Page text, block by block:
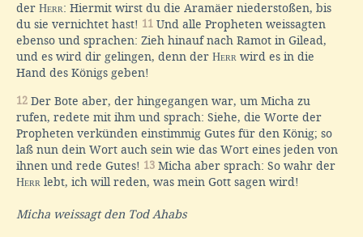
der Herr: Hiermit wirst du die Aramäer niederstoßen, bis
du sie vernichtet hast! 11 Und alle Propheten weissagten
ebenso und sprachen: Zieh hinauf nach Ramot in Gilead,
und es wird dir gelingen, denn der Herr wird es in die
Hand des Königs geben!
12 Der Bote aber, der hingegangen war, um Micha zu
rufen, redete mit ihm und sprach: Siehe, die Worte der
Propheten verkünden einstimmig Gutes für den König; so
laß nun dein Wort auch sein wie das Wort eines jeden von
ihnen und rede Gutes! 13 Micha aber sprach: So wahr der
Herr lebt, ich will reden, was mein Gott sagen wird!
Micha weissagt den Tod Ahabs